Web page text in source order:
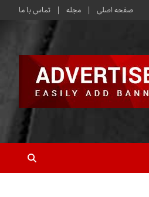
صفحه اصلی مجله تماس با ما